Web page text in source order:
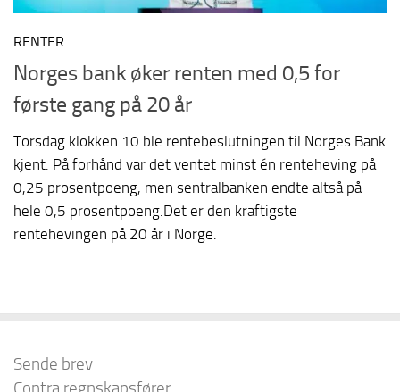
RENTER
Norges bank øker renten med 0,5 for
første gang på 20 år
Torsdag klokken 10 ble rentebeslutningen til Norges Bank
kjent. På forhånd var det ventet minst én renteheving på
0,25 prosentpoeng, men sentralbanken endte altså på
hele 0,5 prosentpoeng.Det er den kraftigste
rentehevingen på 20 år i Norge.
Sende brev